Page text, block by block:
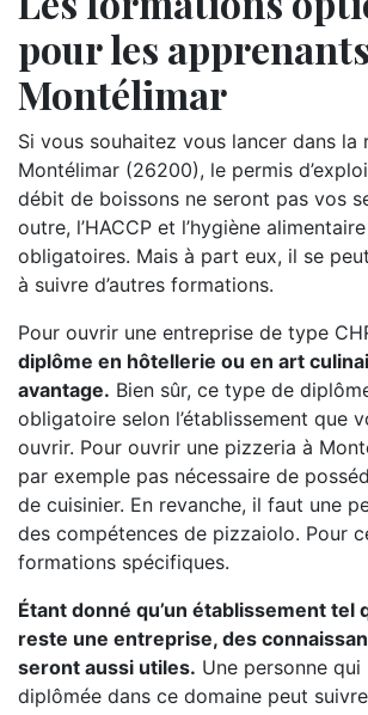
pour les
Montélimar
Si vous souhaitez vous lancer dans la
Montélimar (26200), le permis
débit de boissons ne seront pas vos
outre, l’HACCP et l’hygiène
obligatoires. Mais à part eux, il se
à suivre d’autres formations.
Pour ouvrir une entreprise de type
diplôme en hôtellerie ou en art
avantage. Bien sûr, ce type de
obligatoire selon l’établissement que
ouvrir. Pour ouvrir une pizzeria à
par exemple pas nécessaire de
de cuisinier. En revanche, il faut une
des compétences de pizzaiolo. Pour
formations spécifiques.
Étant donné qu’un établissement tel
reste une entreprise, des
seront aussi utiles. Une personne qui
diplômée dans ce domaine peut